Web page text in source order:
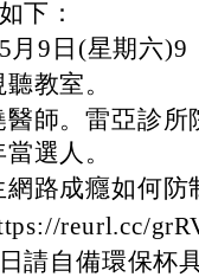
下：
月9日(星期六)9
教室。
師。雷亞診
選人。
網路成癮如何防
reurl.cc/
請自備環保杯